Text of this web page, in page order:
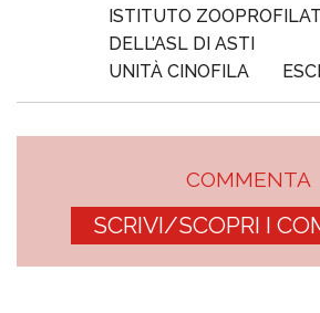
ISTITUTO
DELL’ASL DI ASTI
UNITÀ CINOFILA
COMMENTA
SCRIVI/SCOPRI I